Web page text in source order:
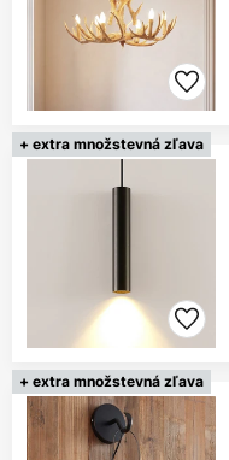
+ extra množstevná zľava
+ extra množstevná zľava